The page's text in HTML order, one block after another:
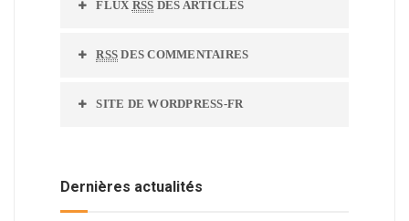
FLUX RSS DES ARTICLES
RSS DES COMMENTAIRES
SITE DE WORDPRESS-FR
Dernières actualités